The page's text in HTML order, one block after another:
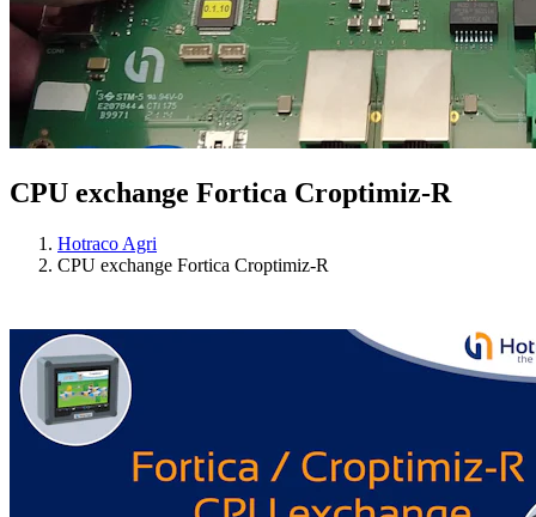
CPU exchange Fortica Croptimiz-R
Hotraco Agri
CPU exchange Fortica Croptimiz-R